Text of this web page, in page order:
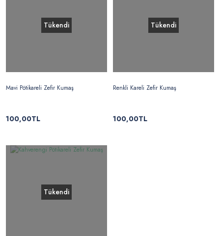
Tükendi
Mavi Pötikareli Zefir Kumaş
100,00TL
Tükendi
Renkli Kareli Zefir Kumaş
100,00TL
Tükendi